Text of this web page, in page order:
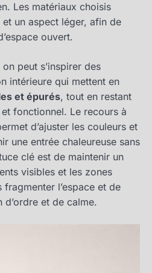
Les matériaux choisis
un aspect léger, afin de
ouvert.
peut s’inspirer des
intérieure qui mettent en
et épurés, tout en restant
fonctionnel. Le recours à
d’ajuster les couleurs et
une entrée chaleureuse sans
clé est de maintenir un
visibles et les zones
l’espace et de
d’ordre et de calme.